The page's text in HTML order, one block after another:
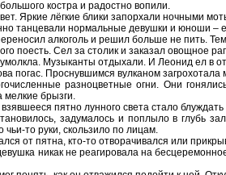
костра и радостно вопили.
Яркие лёгкие блики запорхали ночными
танцевали нормальные девушки и юноши –
алкоголь и решил больше не пить.
поесть. Сел за столик и заказал овощное
Музыканты отдыхали. И Леонид ел в
погас. Проснувшимся вулканом загрохотала
разноцветные огни. Они
мелкие брызги.
взявшееся пятно лунного света стало
задумалось и поплыло в глубь
чьи-то руки, скользило по лицам.
от пятна, кто-то отворачивался или
никак не реагировала на